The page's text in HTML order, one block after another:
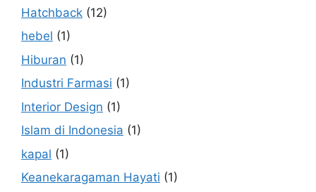
Hatchback (12)
hebel (1)
Hiburan (1)
Industri Farmasi (1)
Interior Design (1)
Islam di Indonesia (1)
kapal (1)
Keanekaragaman Hayati (1)